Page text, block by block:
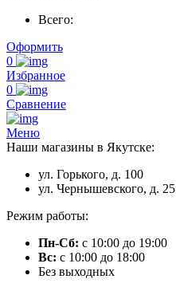
Всего:
Оформить
0
Избранное
0
Сравнение
Меню
Наши магазины в Якутске:
ул. Горького, д. 100
ул. Чернышевского, д. 25
Режим работы:
Пн-Сб: с 10:00 до 19:00
Вс: с 10:00 до 18:00
Без выходных